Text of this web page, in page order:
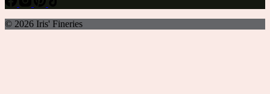
© 2026 Iris' Fineries